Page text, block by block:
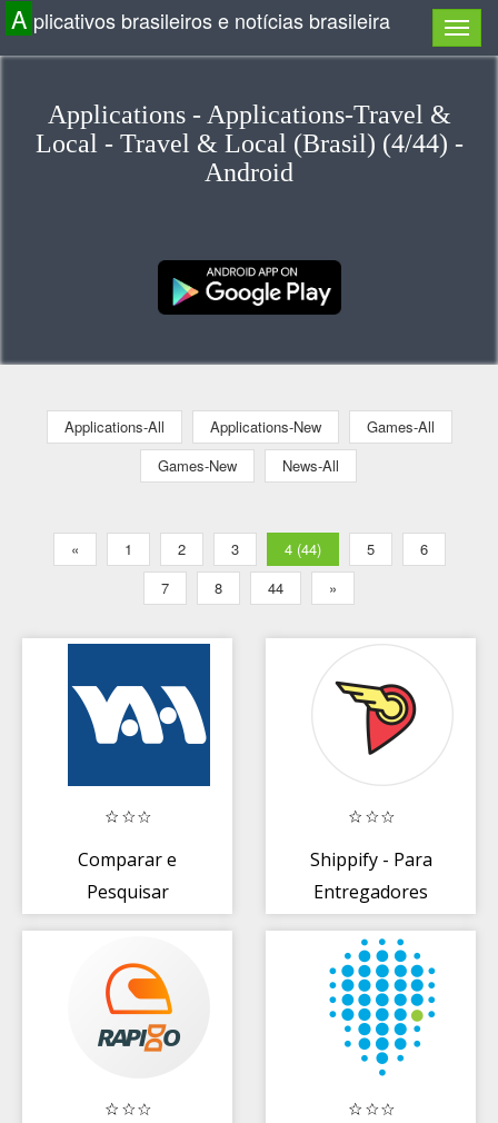
A plicativos brasileiros e notícias brasileira
Applications - Applications-Travel &
Local - Travel & Local (Brasil) (4/44) -
Android
Applications-All Applications-New
Games-All
Games-New
News-All
« 1 2 3 4 (44) 5
6
7
8 44 »
Comparar e
Pesquisar
Shippify - Para
Entregadores